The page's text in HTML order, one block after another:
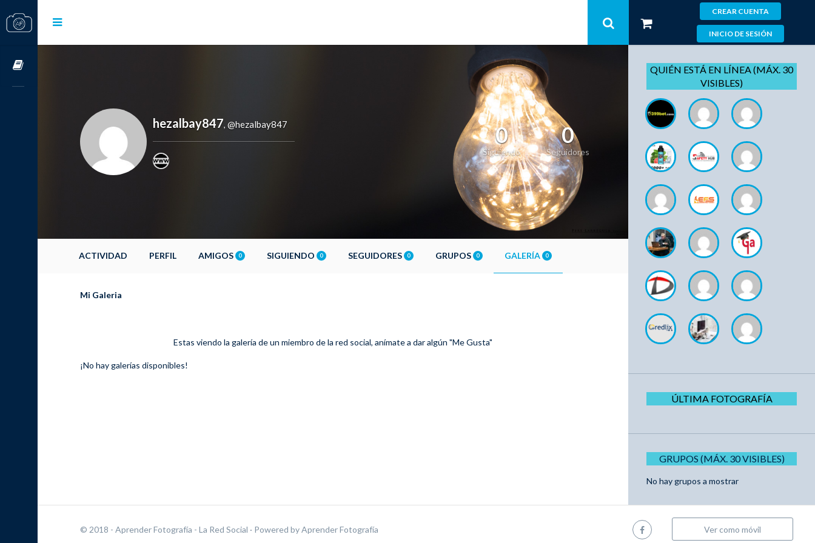
CREAR CUENTA
INICIO DE SESIÓN
hezalbay847, @hezalbay847 0
Siguiendo
0
Seguidores
ACTIVIDAD PERFIL AMIGOS 0 SIGUIENDO 0 SEGUIDORES 0 GRUPOS 0 GALERÍA 0
Mi Galeria
Estas viendo la galería de un miembro de la red social, anímate a dar algún "Me Gusta"
¡No hay galerías disponibles!
QUIÉN ESTÁ EN LÍNEA (MÁX. 30
VISIBLES)
ÚLTIMA FOTOGRAFÍA
GRUPOS (MÁX. 30 VISIBLES)
No hay grupos a mostrar
© 2018 - Aprender Fotografía - La Red Social · Powered byAprender Fotografía